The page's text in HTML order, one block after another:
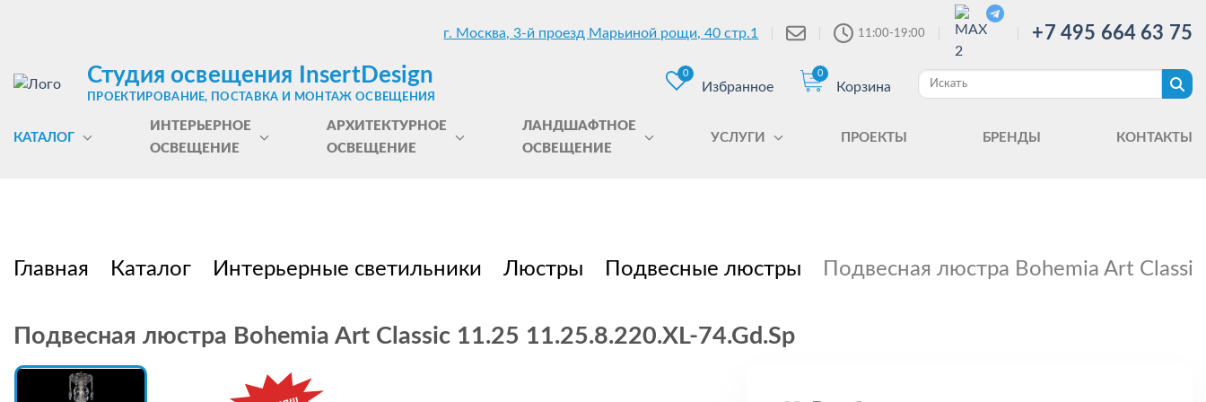
г. Москва, 3-й проезд Марьиной рощи, 40 стр.1 11:00-19:00 +7 495 664 63 75
Студия освещения InsertDesign
ПРОЕКТИРОВАНИЕ, ПОСТАВКА И МОНТАЖ ОСВЕЩЕНИЯ
0
Избранное
0
Корзина
КАТАЛОГ
ИНТЕРЬЕРНОЕ
ОСВЕЩЕНИЕ
АРХИТЕКТУРНОЕ
ОСВЕЩЕНИЕ
ЛАНДШАФТНОЕ
ОСВЕЩЕНИЕ
УСЛУГИ ПРОЕКТЫ БРЕНДЫ КОНТАКТЫ
Главная Каталог Интерьерные светильники Люстры Подвесные люстры Подвесная люстра Bohemia Art
Подвесная люстра Bohemia Art Classic 11.25 11.25.8.220.XL-74.Gd.Sp